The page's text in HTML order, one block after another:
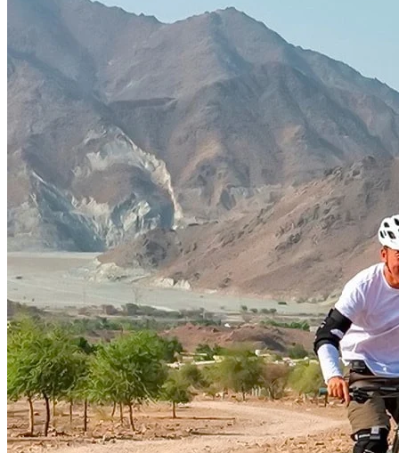
FINNLAND
FRANKREICH
GRIECHENLAND
GROSSBRITANNIEN
IRLAND
ISLAND
KANARISCHE INSELN
EUROPA
KROATIEN
MADEIRA
MALLORCA
MALTA
ÖSTERREICH
PORTUGAL
SCHWEDEN
SCHWEIZ
SPANIEN
SÜDTIROL